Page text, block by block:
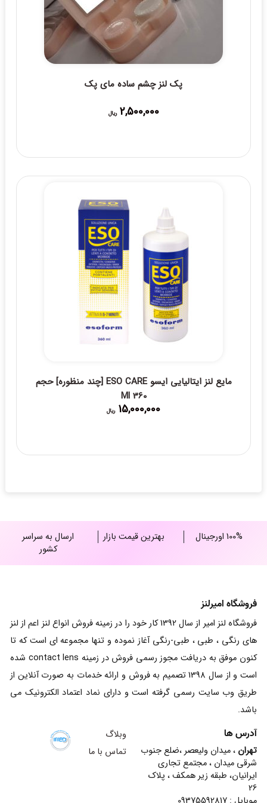
پک لنز چشم ساده مای پک
2,500,000 ریال
مایع لنز ایتالیایی ایسو ESO CARE [چند منظوره] حجم
360 Ml
15,000,000 ریال
100% اورجینال بهترین قیمت بازار
ارسال به سراسر
کشور
فروشگاه امیرلنز
فروشگاه لنز امیر از سال 1392 کار خود را در زمینه فروش انواع لنز اعم از لنز
های رنگی ، طبی ، طبی-رنگی آغاز نموده و تنها مجموعه ای است که تا
کنون موفق به دریافت مجوز رسمی فروش در زمینه contact lens شده
است و از سال 1398 تصمیم به فروش و ارائه خدمات به صورت آنلاین از
طریق وب سایت رسمی گرفته است و دارای نماد اعتماد الکترونیک می
باشد.
آدرس ها
تهران ، میدان ولیعصر ،ضلع جنوب
شرقی میدان ، مجتمع تجاری
ایرانیان، طبقه زیر همکف ، پلاک
26
وبلاگ
تماس با ما